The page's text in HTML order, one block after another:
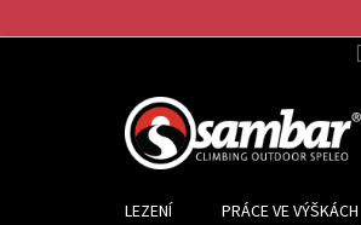
na
LEZENÍ PRÁCE VE VÝŠKÁCH